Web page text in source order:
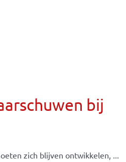
bij
zich blijven ontwikkelen, ...